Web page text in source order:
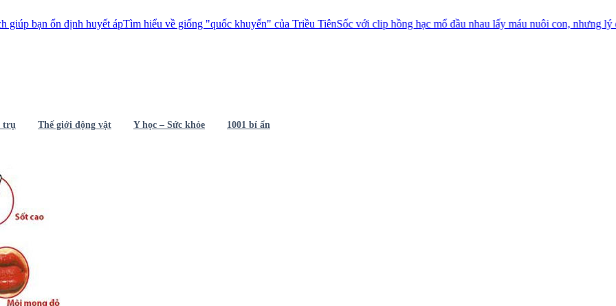
ổn định huyết ápTìm hiểu về giống "quốc khuyển" của Triều Tiên Sốc với clip hồng hạc mổ đầu nhau lấy máu nuôi con, nhưng lý do thật
trụ Thế giới động vật Y học – Sức khỏe 1001 bí ẩn